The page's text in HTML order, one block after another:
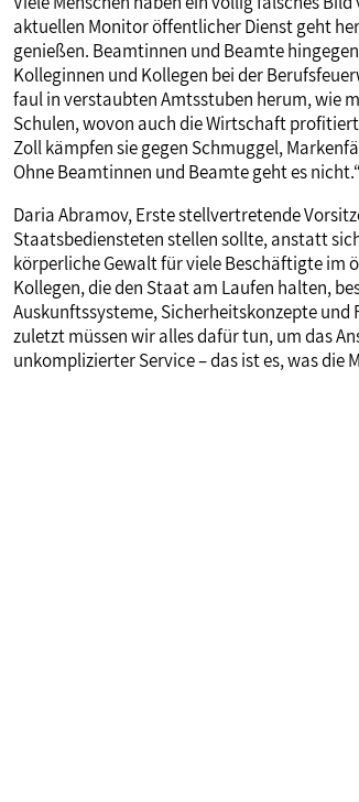
aktuellen Monitor öffentlicher Dienst geht
genießen. Beamtinnen und Beamte
Kolleginnen und Kollegen bei der
faul in verstaubten Amtsstuben herum, wie
Schulen, wovon auch die Wirtschaft
Zoll kämpfen sie gegen Schmuggel,
Ohne Beamtinnen und Beamte geht es nicht.“
Daria Abramov, Erste stellvertretende
Staatsbediensteten stellen sollte, anstatt
körperliche Gewalt für viele Beschäftigte im
Kollegen, die den Staat am Laufen halten,
Auskunftssysteme, Sicherheitskonzepte
zuletzt müssen wir alles dafür tun, um das
unkomplizierter Service – das ist es, was die